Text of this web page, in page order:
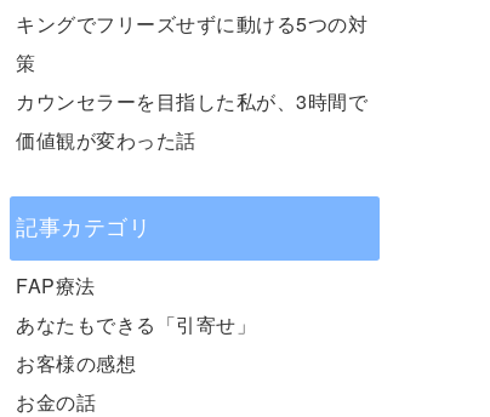
キングでフリーズせずに動ける5つの対
策
カウンセラーを目指した私が、3時間で
価値観が変わった話
記事カテゴリ
FAP療法
あなたもできる「引寄せ」
お客様の感想
お金の話